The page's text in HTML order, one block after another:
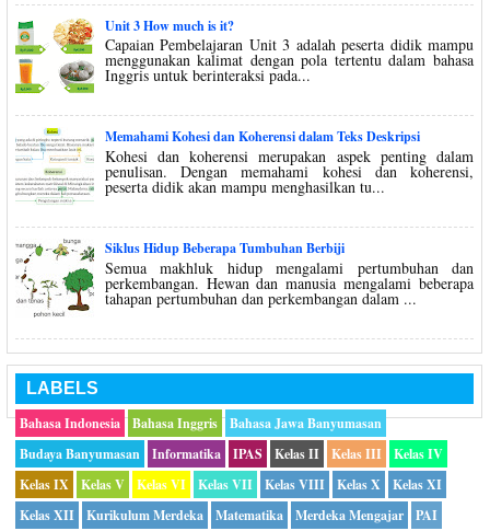
Unit 3 How much is it?
Capaian Pembelajaran Unit 3 adalah peserta didik mampu
menggunakan kalimat dengan pola tertentu dalam bahasa
Inggris untuk berinteraksi pada...
Memahami Kohesi dan Koherensi dalam Teks Deskripsi
Kohesi dan koherensi merupakan aspek penting dalam
penulisan. Dengan memahami kohesi dan koherensi,
peserta didik akan mampu menghasilkan tu...
Siklus Hidup Beberapa Tumbuhan Berbiji
Semua makhluk hidup mengalami pertumbuhan dan
perkembangan. Hewan dan manusia mengalami beberapa
tahapan pertumbuhan dan perkembangan dalam ...
LABELS
Bahasa Indonesia
Bahasa Inggris
Bahasa Jawa Banyumasan
Budaya Banyumasan
Informatika IPAS Kelas II Kelas III
Kelas IV
Kelas IX
Kelas V Kelas VI Kelas VII Kelas VIII Kelas X
Kelas XI
Kelas XII
Kurikulum Merdeka Matematika Merdeka Mengajar PAI